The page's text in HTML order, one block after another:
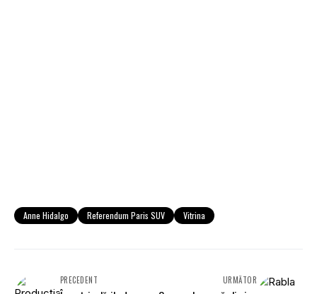
Anne Hidalgo Referendum Paris SUV Vitrina
PRECEDENT URMĂTOR